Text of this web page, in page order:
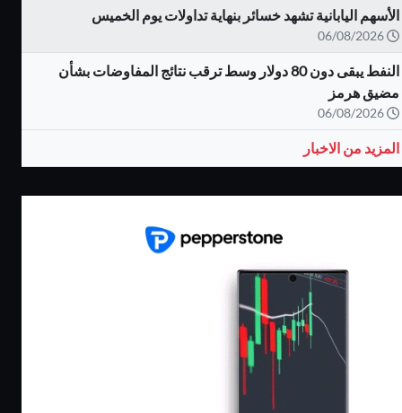
الأسهم اليابانية تشهد خسائر بنهاية تداولات يوم الخميس
06/08/2026
النفط يبقى دون 80 دولار وسط ترقب نتائج المفاوضات بشأن
مضيق هرمز
06/08/2026
المزيد من الاخبار
كاش باك يصل الى
80%